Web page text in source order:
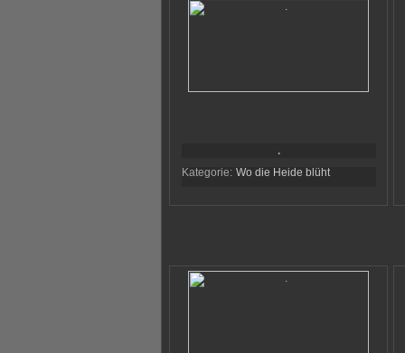
.
Kategorie: Wo die Heide blüht